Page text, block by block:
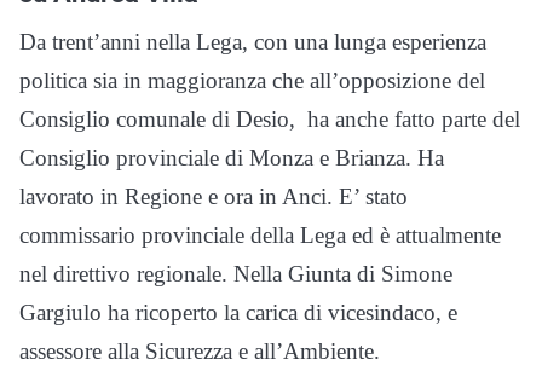
Da trent’anni nella Lega, con una lunga esperienza
politica sia in maggioranza che all’opposizione del
Consiglio comunale di Desio, ha anche fatto parte del
Consiglio provinciale di Monza e Brianza. Ha
lavorato in Regione e ora in Anci. E’ stato
commissario provinciale della Lega ed è attualmente
nel direttivo regionale. Nella Giunta di Simone
Gargiulo ha ricoperto la carica di vicesindaco, e
assessore alla Sicurezza e all’Ambiente.